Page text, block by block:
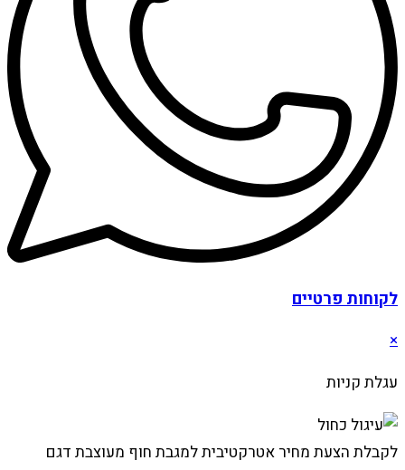
לקוחות פרטיים
×
עגלת קניות
לקבלת הצעת מחיר אטרקטיבית למגבת חוף מעוצבת דגם